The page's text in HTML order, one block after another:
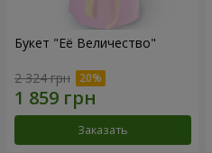
Букет "Её Величество"
2 324 грн
Заказать